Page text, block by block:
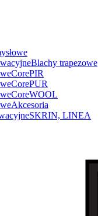
Blachy trapezowe
CorePIR
CorePUR
CoreWOOL
Akcesoria
SKRIN, LINEA